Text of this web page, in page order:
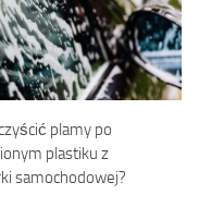
plamy po
plastiku z
samochodowej?